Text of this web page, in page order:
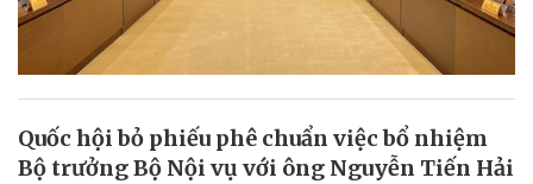
Quốc hội bỏ phiếu phê chuẩn việc bổ nhiệm
Bộ trưởng Bộ Nội vụ với ông Nguyễn Tiến Hải